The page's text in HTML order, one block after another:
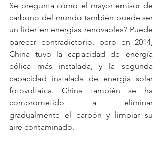
Se pregunta cómo el mayor emisor de
carbono del mundo también puede ser
un líder en energías renovables? Puede
parecer contradictorio, pero en 2014,
China tuvo la capacidad de energía
eólica más instalada, y la segunda
capacidad instalada de energía solar
fotovoltaica. China también se ha
comprometido a eliminar
gradualmente el carbón y limpiar su
aire contaminado.